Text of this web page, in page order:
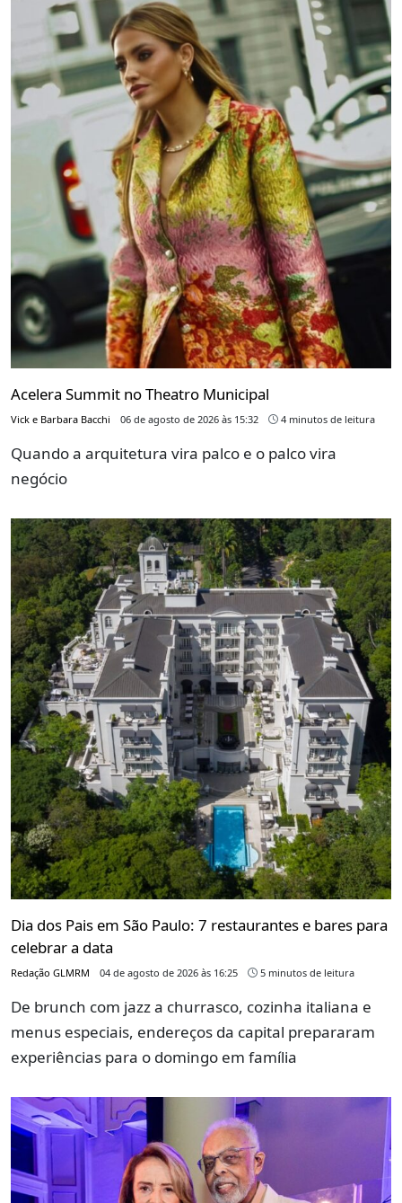
Acelera Summit no Theatro Municipal
Vick e Barbara Bacchi 06 de agosto de 2026 às 15:32 4 minutos de leitura
Quando a arquitetura vira palco e o palco vira
negócio
Dia dos Pais em São Paulo: 7 restaurantes e bares para
celebrar a data
Redação GLMRM 04 de agosto de 2026 às 16:25 5 minutos de leitura
De brunch com jazz a churrasco, cozinha italiana e
menus especiais, endereços da capital prepararam
experiências para o domingo em família